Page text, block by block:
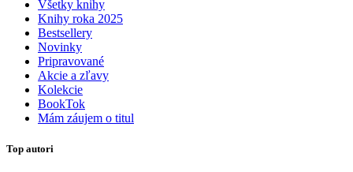
Všetky knihy
Knihy roka 2025
Bestsellery
Novinky
Pripravované
Akcie a zľavy
Kolekcie
BookTok
Mám záujem o titul
Top autori